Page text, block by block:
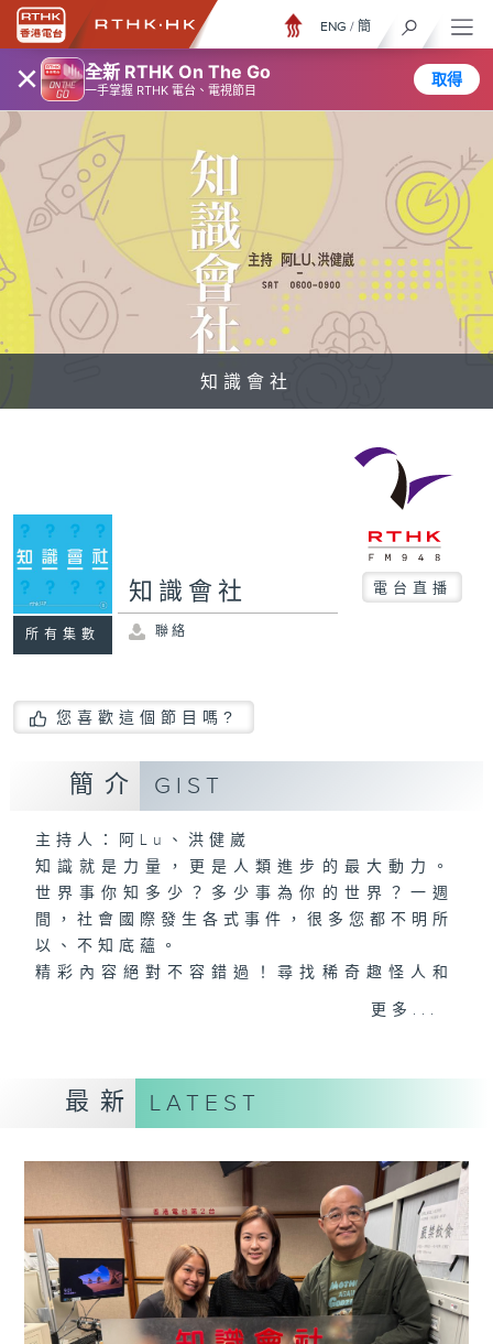
× 全新 RTHK On The Go
一手掌握 RTHK 電台、電視節目
取得
ENG / 簡
知識會社
所有集數
知識會社 電台直播
聯絡
您喜歡這個節目嗎?
簡介 GIST
主持人：阿Lu、洪健崴
知識就是力量，更是人類進步的最大動力。
世界事你知多少？多少事為你的世界？一週
間，社會國際發生各式事件，很多您都不明所
以、不知底蘊。
精彩內容絕對不容錯過！尋找稀奇趣怪人和
事，探究箇中原由根據，發掘誘人小故事；從
專家助您輕鬆解決寵物問題；認識不同運動種
類及特式等。
更多...
最新 LATEST